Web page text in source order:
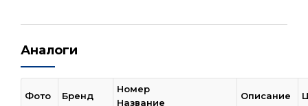
Аналоги
Фото Бренд
Номер
Название
Описание